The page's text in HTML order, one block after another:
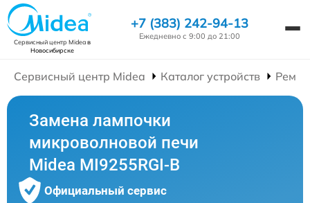
Сервисный центр Mideaв
Новосибирске
+7 (383) 242-94-13
Ежедневно с 9:00 до 21:00
Сервисный центр Midea Каталог устройств
Замена лампочки
микроволновой печи
Midea MI9255RGI-B
Официальный сервис